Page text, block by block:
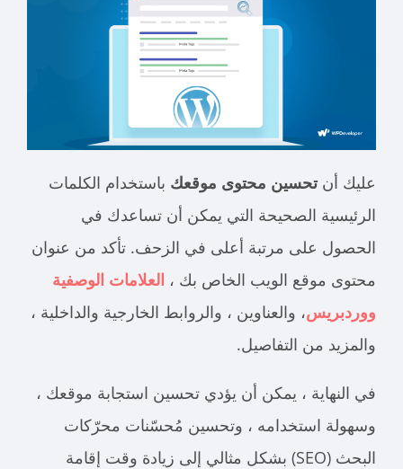
عليك أن تحسين محتوى موقعكباستخدام الكلمات
الرئيسية الصحيحة التي يمكن أن تساعدك في
الحصول على مرتبة أعلى في الزحف. تأكد من عنوان
محتوى موقع الويب الخاص بك ،العلامات الوصفية
ووردبريس، والعناوين ، والروابط الخارجية والداخلية ،
والمزيد من التفاصيل.
في النهاية ، يمكن أن يؤدي تحسين استجابة موقعك ،
وسهولة استخدامه ، وتحسين مُحسّنات محرّكات
البحث (SEO) بشكل مثالي إلى زيادة وقت إقامة